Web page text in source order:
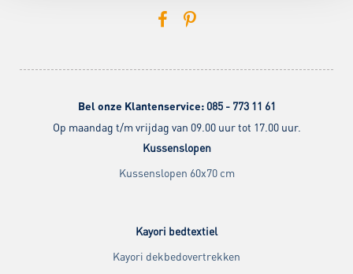
Bel onze Klantenservice: 085 - 773 11 61
Op maandag t/m vrijdag van 09.00 uur tot 17.00 uur.
Kussenslopen
Kussenslopen 60x70 cm
Kayori bedtextiel
Kayori dekbedovertrekken